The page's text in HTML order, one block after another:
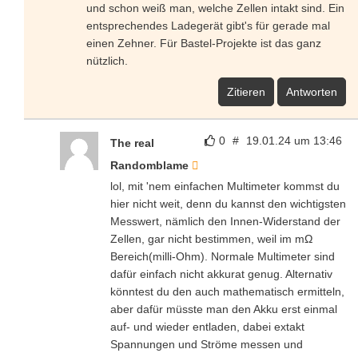
und schon weiß man, welche Zellen intakt sind. Ein
entsprechendes Ladegerät gibt's für gerade mal
einen Zehner. Für Bastel-Projekte ist das ganz
nützlich.
Zitieren Antworten
0 # 19.01.24 um 13:46
The real
Randomblame
lol, mit 'nem einfachen Multimeter kommst du
hier nicht weit, denn du kannst den wichtigsten
Messwert, nämlich den Innen-Widerstand der
Zellen, gar nicht bestimmen, weil im mΩ
Bereich(milli-Ohm). Normale Multimeter sind
dafür einfach nicht akkurat genug. Alternativ
könntest du den auch mathematisch ermitteln,
aber dafür müsste man den Akku erst einmal
auf- und wieder entladen, dabei extakt
Spannungen und Ströme messen und